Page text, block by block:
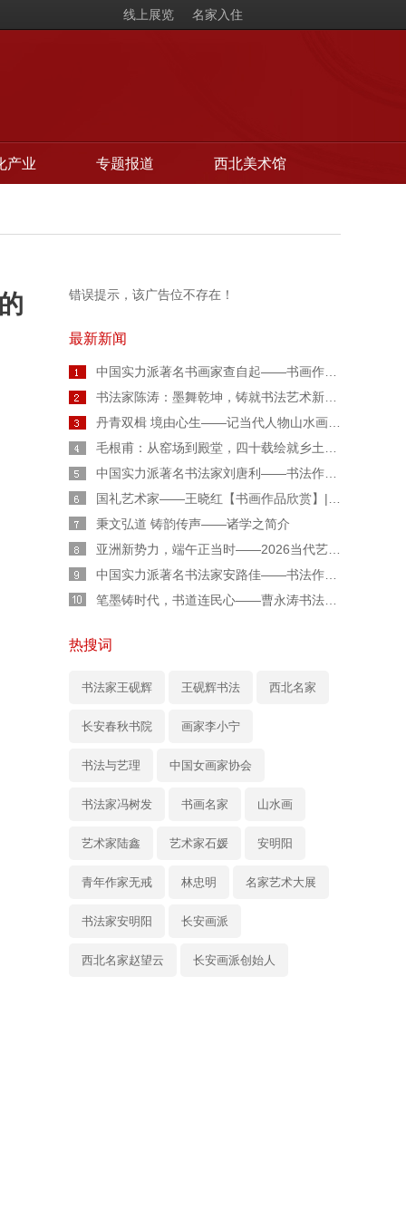
线上展览 名家入住
产业 专题报道 西北美术馆
错误提示，该广告位不存在！
最新新闻
秉文弘道 铸韵传声——诸学之简介
热搜词
书法家王砚辉 王砚辉书法 西北名家
长安春秋书院 画家李小宁
书法与艺理 中国女画家协会
书法家冯树发 书画名家 山水画
艺术家陆鑫 艺术家石媛 安明阳
青年作家无戒 林忠明 名家艺术大展
书法家安明阳 长安画派
西北名家赵望云 长安画派创始人